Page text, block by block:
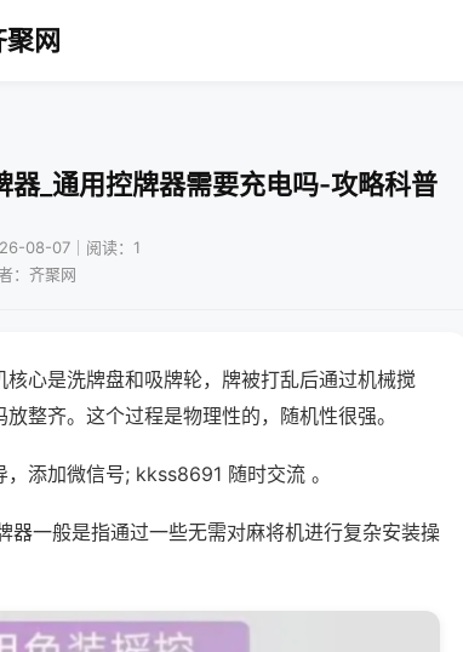
聚网
_通用控牌器需要充电吗-攻略科普
08-07｜阅读：1
：齐聚网
心是洗牌盘和吸牌轮，牌被打乱后通过机械搅
整齐。这个过程是物理性的，随机性很强。
添加微信号; kkss8691 随时交流 。
一般是指通过一些无需对麻将机进行复杂安装操